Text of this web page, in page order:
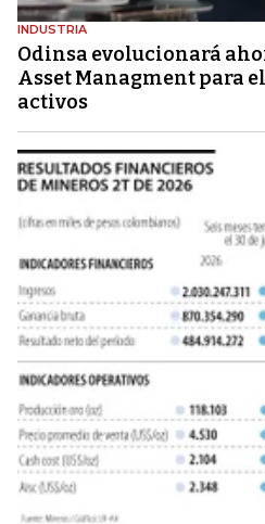
INDUSTRIA
Odinsa evolucionará
Asset Managment para
activos